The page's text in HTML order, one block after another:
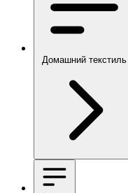
Домашний текстиль